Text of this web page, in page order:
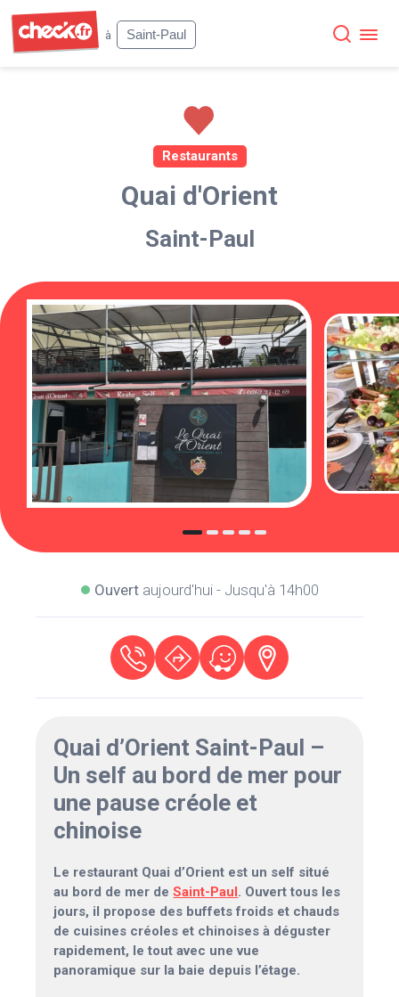
à
Saint-Paul
Restaurants
Quai d'Orient
Saint-Paul
Ouvertaujourd'hui - Jusqu'à 14h00
Quai d’Orient Saint-Paul –
Un self au bord de mer pour
une pause créole et
chinoise
Le restaurant Quai d’Orient est un self situé
au bord de mer deSaint-Paul. Ouvert tous les
jours, il propose des buffets froids et chauds
de cuisines créoles et chinoises à déguster
rapidement, le tout avec une vue
panoramique sur la baie depuis l’étage.